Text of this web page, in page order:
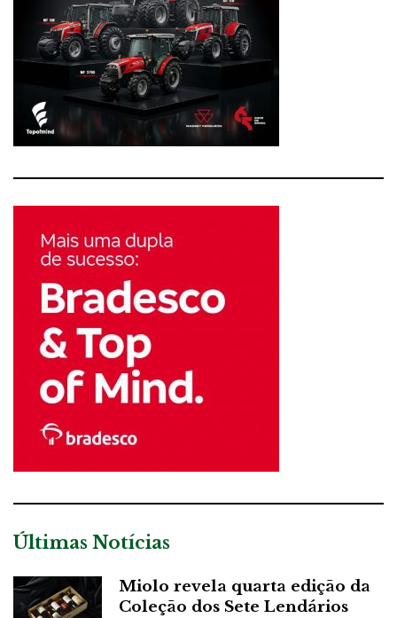
Últimas Notícias
Miolo revela quarta edição da
Coleção dos Sete Lendários